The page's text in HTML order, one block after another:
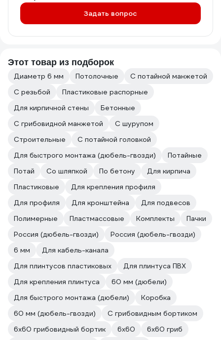
Задать вопрос
Этот товар из подборок
Диаметр 6 мм Потолочные
С потайной манжетой
С резьбой
Пластиковые распорные
Для кирпичной стены
Бетонные
С грибовидной манжетой
С шурупом
Строительные
С потайной головкой
Для быстрого монтажа (дюбель-гвозди)
Потайные
Потай
Со шляпкой По бетону
Для кирпича
Пластиковые
Для крепления профиля
Для профиля
Для кронштейна
Для подвесов
Полимерные
Пластмассовые Комплекты
Пачки
Россия (дюбель-гвозди)
Россия (дюбель-гвозди)
6 мм
Для кабель-канала
Для плинтусов пластиковых
Для плинтуса ПВХ
Для крепления плинтуса
60 мм (дюбели)
Для быстрого монтажа (дюбели)
Коробка
60 мм (дюбель-гвозди)
С грибовидным бортиком
6х60 грибовидный бортик
6х60
6х60 гриб